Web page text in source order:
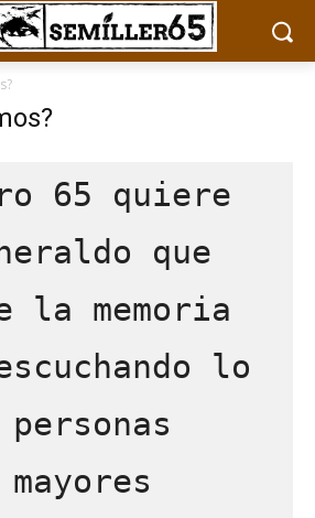
65 quiere
que
la memoria
lo